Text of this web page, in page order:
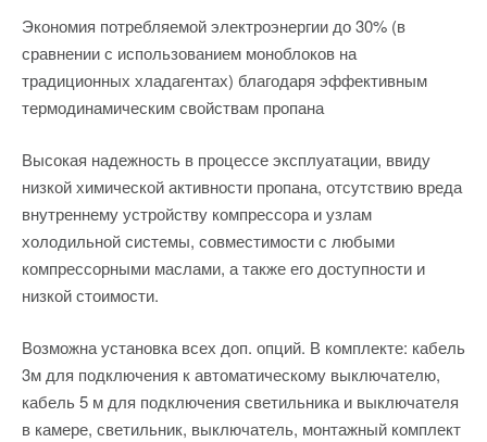
Экономия потребляемой электроэнергии до 30% (в
сравнении с использованием моноблоков на
традиционных хладагентах) благодаря эффективным
термодинамическим свойствам пропана
Высокая надежность в процессе эксплуатации, ввиду
низкой химической активности пропана, отсутствию вреда
внутреннему устройству компрессора и узлам
холодильной системы, совместимости с любыми
компрессорными маслами, а также его доступности и
низкой стоимости.
Возможна установка всех доп. опций. В комплекте: кабель
3м для подключения к автоматическому выключателю,
кабель 5 м для подключения светильника и выключателя
в камере, светильник, выключатель, монтажный комплект